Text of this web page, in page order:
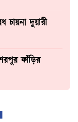
চায়না দুয়ারী
ফাঁড়ির